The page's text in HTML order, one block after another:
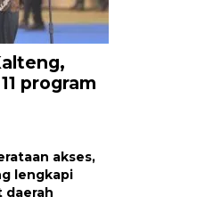
program
akses,
lengkapi
daerah